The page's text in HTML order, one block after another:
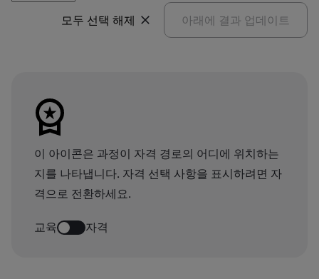
모두 선택 해제 아래에 결과 업데이트
이 아이콘은 과정이 자격 경로의 어디에 위치하는
지를 나타냅니다. 자격 선택 사항을 표시하려면 자
격으로 전환하세요.
교육 자격